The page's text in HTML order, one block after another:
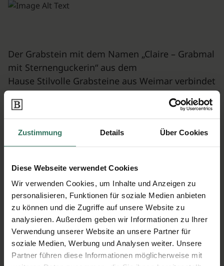
Zustimmung Details Über Cookies
Diese Webseite verwendet Cookies
Wir verwenden Cookies, um Inhalte und Anzeigen zu
personalisieren, Funktionen für soziale Medien anbieten
zu können und die Zugriffe auf unsere Website zu
analysieren. Außerdem geben wir Informationen zu Ihrer
Verwendung unserer Website an unsere Partner für
soziale Medien, Werbung und Analysen weiter. Unsere
Partner führen diese Informationen möglicherweise mit
Der Grabstein mit dem Namen „Claire – Grabmal
mit Sternenguckerin“ aus dem
Hause Stilvolle Grabsteine aus Weimar verbindet
künstlerisch gestaltete Bronze und
urtümlichen Dresdener Elbsandstein
Sternenguckerin
blickt sehnsuchtsvoll in den Himmel hinauf, so
sitzt, wurde grob, beinahe felsenartig
ausgestaltet. Der Dresdener Elbsandstein wirkt
durch seinen gelblichen-changierten
Ton besonders warm und spendet dem
Betrachter Trost und Zuversicht.